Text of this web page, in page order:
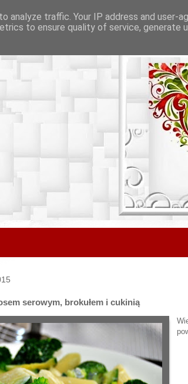
serowym, brokułem i cukinią
analyze traffic. Your IP address and user-
to ensure quality of service, generate